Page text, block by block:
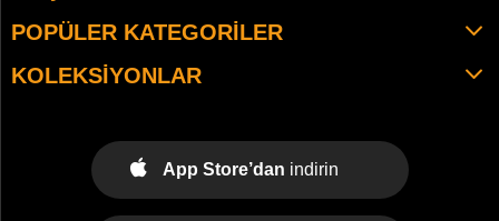
POPÜLER KATEGORILER
KOLEKSIYONLAR
App Store’dan indirin